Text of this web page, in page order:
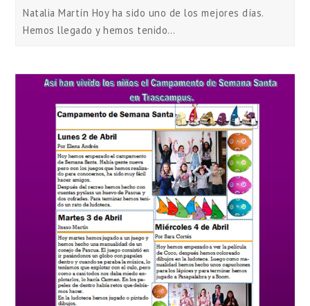
Natalia Martín Hoy ha sido uno de los mejores días.
Hemos llegado y hemos tenido…